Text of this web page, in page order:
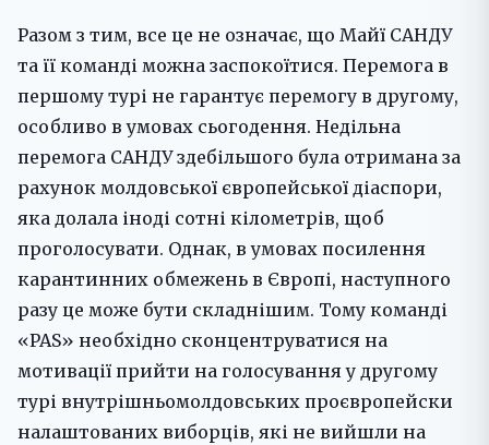
Разом з тим, все це не означає, що Майї САНДУ
та її команді можна заспокоїтися. Перемога в
першому турі не гарантує перемогу в другому,
особливо в умовах сьогодення. Недільна
перемога САНДУ здебільшого була отримана за
рахунок молдовської європейської діаспори,
яка долала іноді сотні кілометрів, щоб
проголосувати. Однак, в умовах посилення
карантинних обмежень в Європі, наступного
разу це може бути складнішим. Тому команді
«PAS» необхідно сконцентруватися на
мотивації прийти на голосування у другому
турі внутрішньомолдовських проєвропейски
налаштованих виборців, які не вийшли на